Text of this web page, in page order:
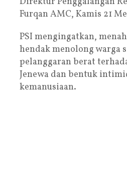
Furqan AMC, Kamis 21
PSI mengingatkan,
hendak menolong warga
pelanggaran berat
Jenewa dan bentuk
kemanusiaan.